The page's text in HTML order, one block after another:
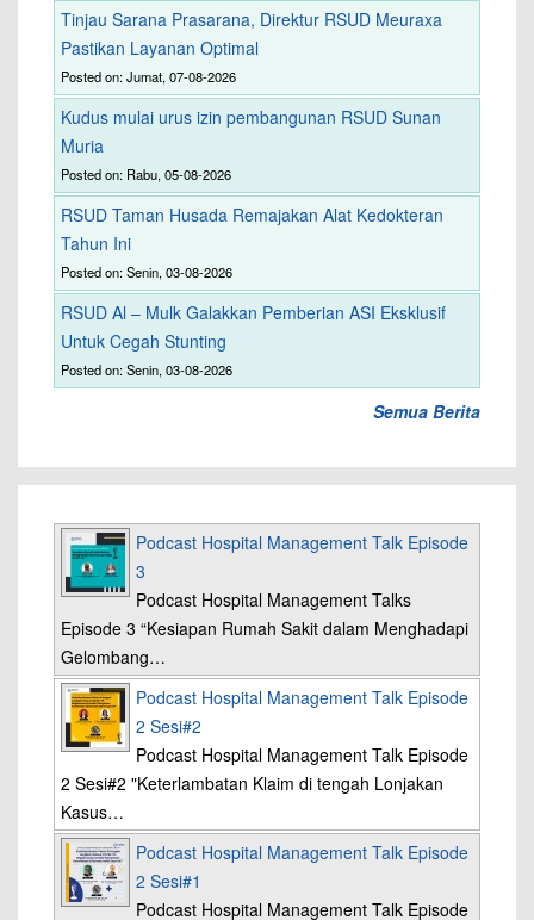
Tinjau Sarana Prasarana, Direktur RSUD Meuraxa
Pastikan Layanan Optimal
Posted on: Jumat, 07-08-2026
Kudus mulai urus izin pembangunan RSUD Sunan
Muria
Posted on: Rabu, 05-08-2026
RSUD Taman Husada Remajakan Alat Kedokteran
Tahun Ini
Posted on: Senin, 03-08-2026
RSUD Al – Mulk Galakkan Pemberian ASI Eksklusif
Untuk Cegah Stunting
Posted on: Senin, 03-08-2026
Semua Berita
Podcast Hospital Management Talk Episode
3
Podcast Hospital Management Talks
Episode 3 “Kesiapan Rumah Sakit dalam Menghadapi
Gelombang…
Podcast Hospital Management Talk Episode
2 Sesi#2
Podcast Hospital Management Talk Episode
2 Sesi#2 "Keterlambatan Klaim di tengah Lonjakan
Kasus…
Podcast Hospital Management Talk Episode
2 Sesi#1
Podcast Hospital Management Talk Episode